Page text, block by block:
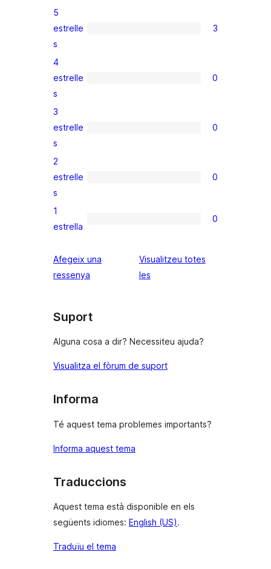
3
valoracions
de
5
estrelles
5
estrelle
s
3
0
valoracions
de
4
estrelles
4
estrelle
s
0
0
valoracions
de
3
estrelles
3
estrelle
s
0
0
valoracions
de
2
2
estrelle
s
0
0
de
1
1
estrella
0
Afegeix una
ressenya
Visualitzeu totes
lesressenyes
Suport
Alguna cosa a dir? Necessiteu ajuda?
Visualitza el fòrum de suport
Informa
Té aquest tema problemes importants?
Informa aquest tema
Traduccions
Aquest tema està disponible en els
següents idiomes: English (US).
Traduïu el tema